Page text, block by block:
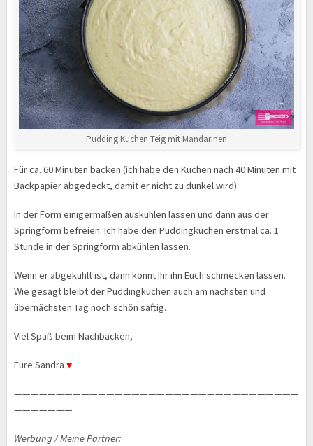
Pudding Kuchen Teig mit Mandarinen
Für ca. 60 Minuten backen (ich habe den Kuchen nach 40 Minuten mit
Backpapier abgedeckt, damit er nicht zu dunkel wird).
In der Form einigermaßen auskühlen lassen und dann aus der
Springform befreien. Ich habe den Puddingkuchen erstmal ca. 1
Stunde in der Springform abkühlen lassen.
Wenn er abgekühlt ist, dann könnt Ihr ihn Euch schmecken lassen.
Wie gesagt bleibt der Puddingkuchen auch am nächsten und
übernächsten Tag noch schön saftig.
Viel Spaß beim Nachbacken,
Eure Sandra ♥
——————————————————————————————————
———————
Werbung / Meine Partner: